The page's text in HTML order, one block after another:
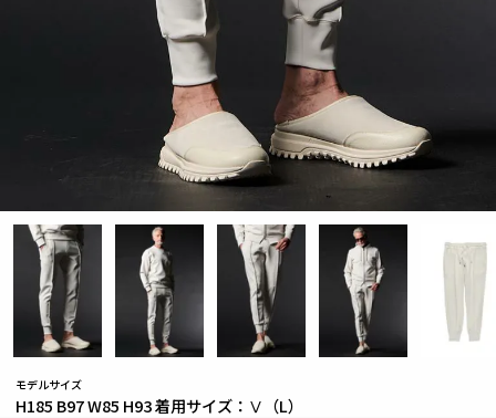
モデルサイズ
H185 B97 W85 H93 着用サイズ：Ⅴ（L）